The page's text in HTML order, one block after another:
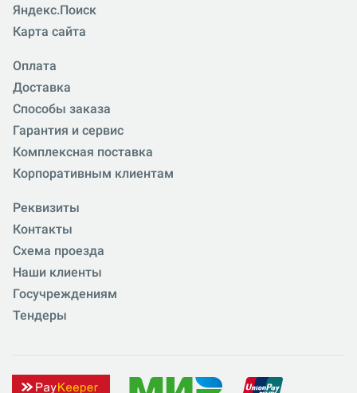
Яндекс.Поиск
Карта сайта
Оплата
Доставка
Способы заказа
Гарантия и сервис
Комплексная поставка
Корпоративным клиентам
Реквизиты
Контакты
Схема проезда
Наши клиенты
Госучреждениям
Тендеры